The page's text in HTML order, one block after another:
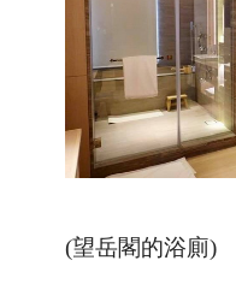
(望岳閣的浴廁)